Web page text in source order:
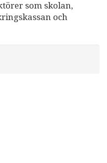
som skolan,
och